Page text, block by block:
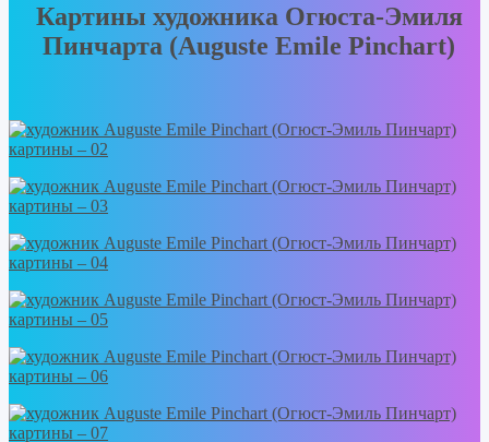
Картины художника Огюста-Эмиля
Пинчарта (Auguste Emile Pinchart)